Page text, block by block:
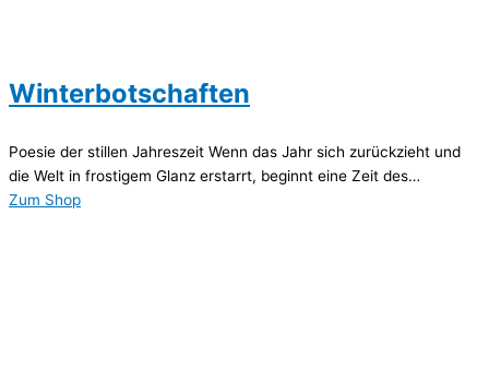
Winterbotschaften
Poesie der stillen Jahreszeit Wenn das Jahr sich zurückzieht und
die Welt in frostigem Glanz erstarrt, beginnt eine Zeit des…
Zum Shop